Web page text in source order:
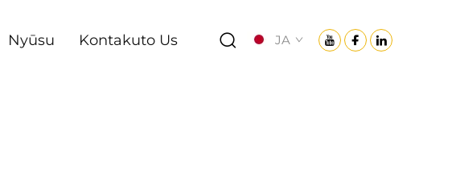
Nyūsu Kontakuto Us JA